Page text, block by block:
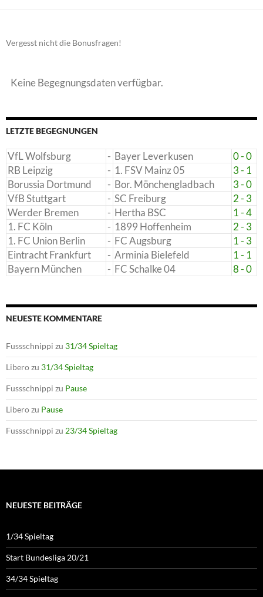
Vergesst nicht die Bonusfragen!
Keine Begegnungsdaten verfügbar.
LETZTE BEGEGNUNGEN
VfL Wolfsburg - Bayer Leverkusen
0 - 0
RB Leipzig
- 1. FSV Mainz 05
3 - 1
Borussia Dortmund
- Bor. Mönchengladbach
3 - 0
VfB Stuttgart
- SC Freiburg
2 - 3
Werder Bremen
- Hertha BSC
1 - 4
1. FC Köln
- 1899 Hoffenheim
2 - 3
1. FC Union Berlin
- FC Augsburg
1 - 3
Eintracht Frankfurt
- Arminia Bielefeld
1 - 1
Bayern München
- FC Schalke 04 8 - 0
NEUESTE KOMMENTARE
Fussschnippi zu 31/34 Spieltag
Liberozu 31/34 Spieltag
Fussschnippi zu Pause
Liberozu Pause
Fussschnippi zu 23/34 Spieltag
NEUESTE BEITRÄGE
1/34 Spieltag
Start Bundesliga 20/21
34/34 Spieltag